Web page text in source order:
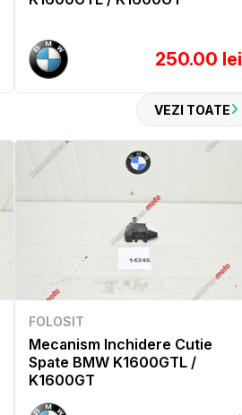
250.00 lei
VEZI TOATE
FOLOSIT
Mecanism Inchidere Cutie
Spate BMW K1600GTL /
K1600GT